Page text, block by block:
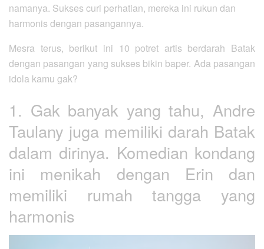
namanya. Sukses curi perhatian, mereka ini rukun dan
harmonis dengan pasangannya.
Mesra terus, berikut ini 10 potret artis berdarah Batak
dengan pasangan yang sukses bikin baper. Ada pasangan
idola kamu gak?
1. Gak banyak yang tahu, Andre
Taulany juga memiliki darah Batak
dalam dirinya. Komedian kondang
ini menikah dengan Erin dan
memiliki rumah tangga yang
harmonis